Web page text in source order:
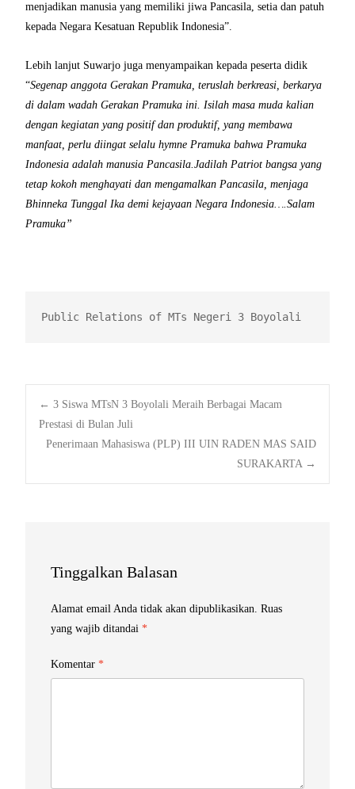
menjadikan manusia yang memiliki jiwa Pancasila, setia dan patuh
kepada Negara Kesatuan Republik Indonesia”.
Lebih lanjut Suwarjo juga menyampaikan kepada peserta didik
“Segenap anggota Gerakan Pramuka, teruslah berkreasi, berkarya
di dalam wadah Gerakan Pramuka ini. Isilah masa muda kalian
dengan kegiatan yang positif dan produktif, yang membawa
manfaat, perlu diingat selalu hymne Pramuka bahwa Pramuka
Indonesia adalah manusia Pancasila.Jadilah Patriot bangsa yang
tetap kokoh menghayati dan mengamalkan Pancasila, menjaga
Bhinneka Tunggal Ika demi kejayaan Negara Indonesia….Salam
Pramuka”
Public Relations of MTs Negeri 3 Boyolali
Post
← 3 Siswa MTsN 3 Boyolali Meraih Berbagai Macam
Prestasi di Bulan Juli
Penerimaan Mahasiswa (PLP) III UIN RADEN MAS SAID
SURAKARTA →
Tinggalkan Balasan
Alamat email Anda tidak akan dipublikasikan. Ruas
yang wajib ditandai *
Komentar *